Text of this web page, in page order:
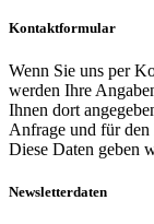
Kontaktformular
Wenn Sie uns per
werden Ihre
Ihnen dort
Anfrage und für den
Diese Daten geben
Newsletterdaten